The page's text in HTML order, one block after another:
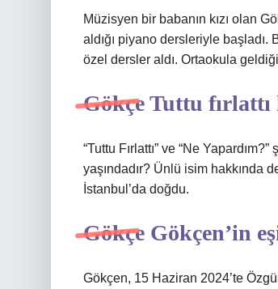
Müzisyen bir babanın kızı olan
aldığı piyano dersleriyle başladı.
özel dersler aldı. Ortaokula
Gökçe Tuttu fırlattı
“Tuttu Fırlattı” ve “Ne
yaşındadır? Ünlü isim hakkında
İstanbul’da doğdu.
Gökçe Gökçen’in
Gökçen, 15 Haziran 2024’te